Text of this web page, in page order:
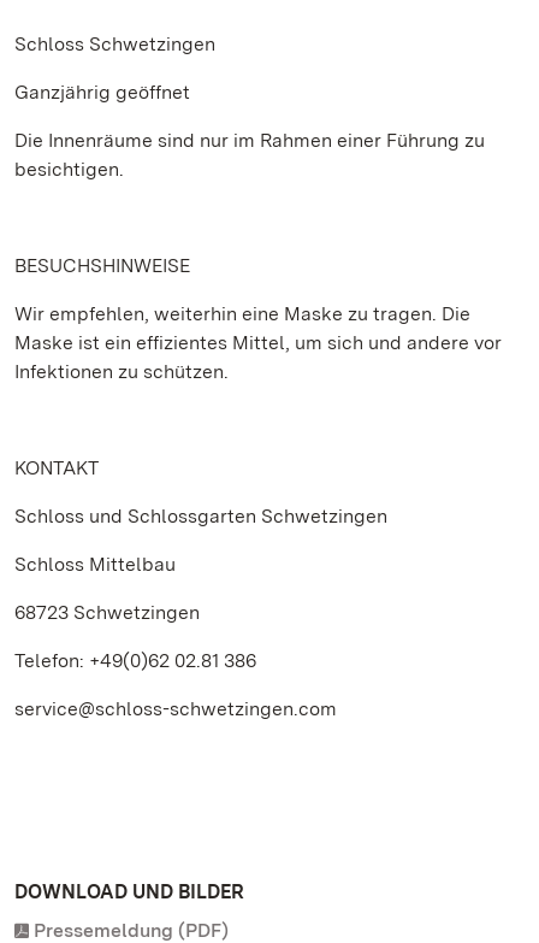
Schloss Schwetzingen
Ganzjährig geöffnet
Die Innenräume sind nur im Rahmen einer Führung zu
besichtigen.
BESUCHSHINWEISE
Wir empfehlen, weiterhin eine Maske zu tragen. Die
Maske ist ein effizientes Mittel, um sich und andere vor
Infektionen zu schützen.
KONTAKT
Schloss und Schlossgarten Schwetzingen
Schloss Mittelbau
68723 Schwetzingen
Telefon: +49(0)62 02.81 386
service@schloss-schwetzingen.com
DOWNLOAD UND BILDER
Pressemeldung (PDF)